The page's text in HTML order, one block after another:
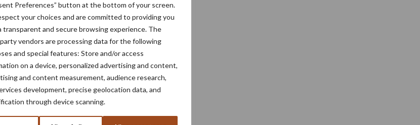
Preferences” button at the bottom of your screen.
your choices and are committed to providing you
transparent and secure browsing experience. The
vendors are processing data for the following
and special features: Store and/or access
on a device, personalized advertising and content,
and content measurement, audience research,
development, precise geolocation data, and
through device scanning.
perceel niet in aanmerking komt voor
jaar (1 januari tot 31 december) in eigen
in het scherm Vergroening – Ecologisch
wijzigingsdatum van de verzamelaanvraag,